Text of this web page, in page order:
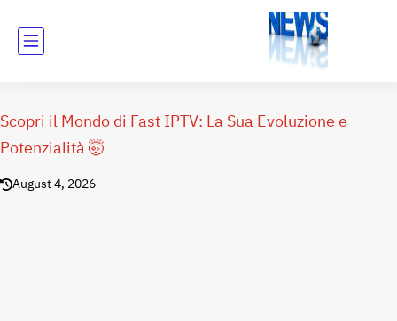
Scopri il Mondo di Fast IPTV: La Sua Evoluzione e
Potenzialità 🤯
August 4, 2026